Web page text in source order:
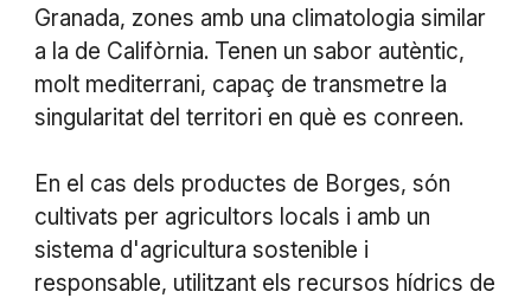
Granada, zones amb una climatologia similar
a la de Califòrnia. Tenen un sabor autèntic,
molt mediterrani, capaç de transmetre la
singularitat del territori en què es conreen.
En el cas dels productes de Borges, són
cultivats per agricultors locals i amb un
sistema d'agricultura sostenible i
responsable, utilitzant els recursos hídrics de